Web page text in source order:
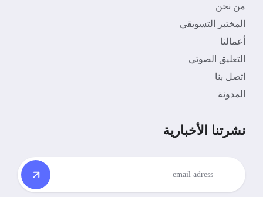
من نحن
المختبر التسويقي
أعمالنا
التعليق الصوتي
اتصل بنا
المدونة
نشرتنا الأخبارية